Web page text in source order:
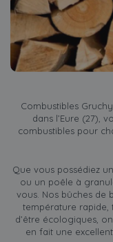
Combustibles
dans l’Eure (27),
combustibles pour
Que vous possédiez
ou un poêle à
vous. Nos bûches de
température rapide,
d’être écologiques,
en fait une